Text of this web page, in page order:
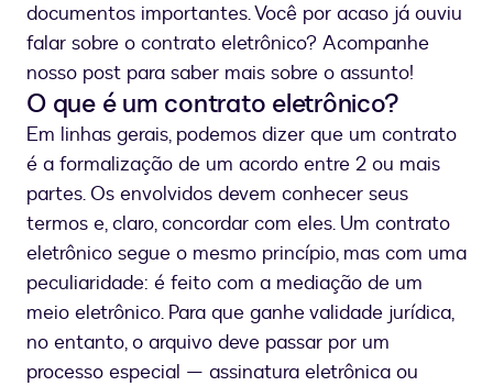
documentos importantes. Você por acaso já ouviu
falar sobre o contrato eletrônico? Acompanhe
nosso post para saber mais sobre o assunto!
O que é um contrato eletrônico?
Em linhas gerais, podemos dizer que um contrato
é a formalização de um acordo entre 2 ou mais
partes. Os envolvidos devem conhecer seus
termos e, claro, concordar com eles. Um contrato
eletrônico segue o mesmo princípio, mas com uma
peculiaridade: é feito com a mediação de um
meio eletrônico. Para que ganhe validade jurídica,
no entanto, o arquivo deve passar por um
processo especial — assinatura eletrônica ou